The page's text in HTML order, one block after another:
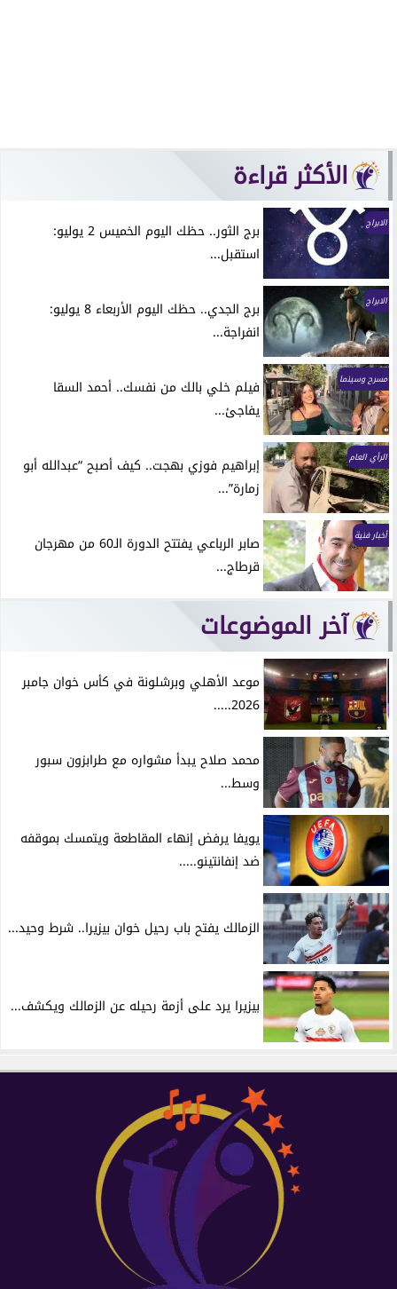
الأكثر قراءة
الابراج
برج الثور.. حظك اليوم الخميس 2 يوليو:
استقبل...
الابراج
برج الجدي.. حظك اليوم الأربعاء 8 يوليو:
انفراجة...
مسرح وسينما
فيلم خلي بالك من نفسك.. أحمد السقا
يفاجئ...
الرأي العام
إبراهيم فوزي بهجت.. كيف أصبح “عبدالله أبو
زمارة”...
أخبار فنية
صابر الرباعي يفتتح الدورة الـ60 من مهرجان
قرطاج...
آخر الموضوعات
موعد الأهلي وبرشلونة في كأس خوان جامبر
2026.....
محمد صلاح يبدأ مشواره مع طرابزون سبور
وسط...
يويفا يرفض إنهاء المقاطعة ويتمسك بموقفه
ضد إنفانتينو.....
الزمالك يفتح باب رحيل خوان بيزيرا.. شرط وحيد...
بيزيرا يرد على أزمة رحيله عن الزمالك ويكشف...